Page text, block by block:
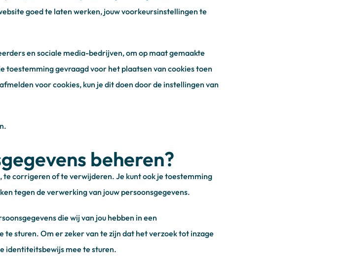
goed te laten werken, jouw voorkeursinstellingen te
en sociale media-bedrijven, om op maat gemaakte
toestemming gevraagd voor het plaatsen van cookies toen
voor cookies, kun je dit doen door de instellingen van
beheren?
te corrigeren of te verwijderen. Je kunt ook je toestemming
tegen de verwerking van jouw persoonsgegevens.
die wij van jou hebben in een
sturen. Om er zeker van te zijn dat het verzoek tot inzage
identiteitsbewijs mee te sturen.